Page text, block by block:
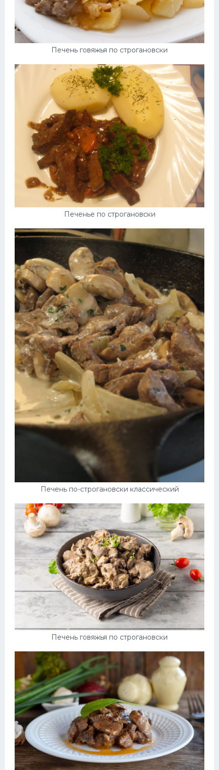
Печень говяжья по строгановски
Печенье по строгановски
Печень по-строгановски классический
Печень говяжья по строгановски